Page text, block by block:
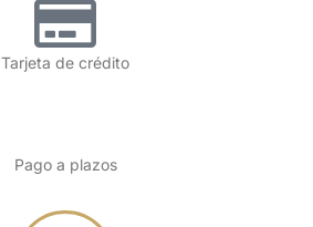
Tarjeta de crédito
Pago a plazos